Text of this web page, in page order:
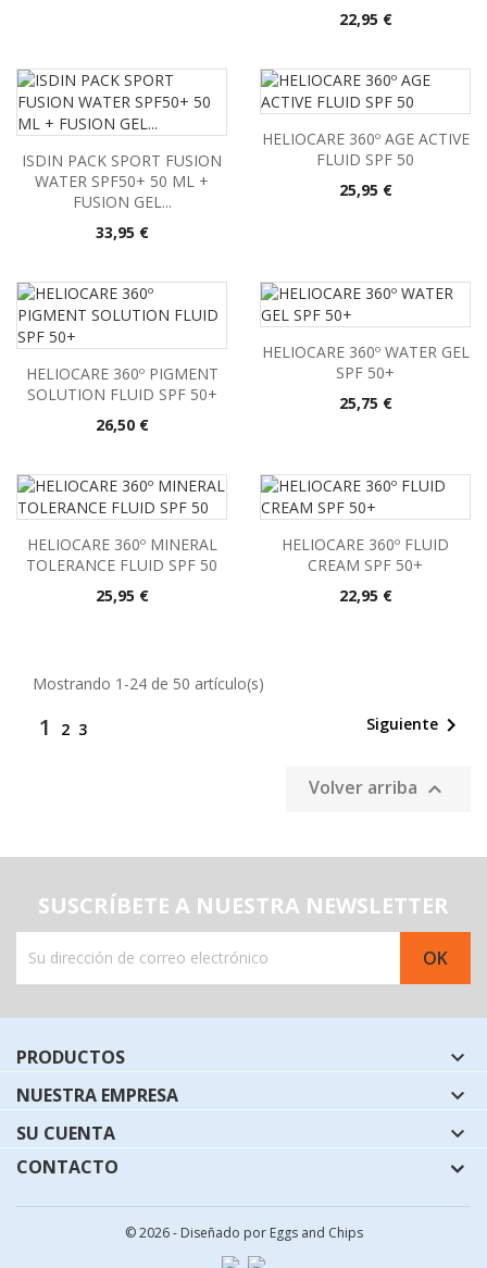
Precio
22,95 €
ISDIN PACK SPORT FUSION
WATER SPF50+ 50 ML +
FUSION GEL...
Precio
33,95 €
HELIOCARE 360º AGE ACTIVE
FLUID SPF 50
Precio
25,95 €
HELIOCARE 360º PIGMENT
SOLUTION FLUID SPF 50+
Precio
26,50 €
HELIOCARE 360º WATER GEL
SPF 50+
Precio
25,75 €
HELIOCARE 360º MINERAL
TOLERANCE FLUID SPF 50
Precio
25,95 €
HELIOCARE 360º FLUID
CREAM SPF 50+
Precio
22,95 €
Mostrando 1-24 de 50 artículo(s)
1 2 3 Siguiente 
Volver arriba 
SUSCRÍBETE A NUESTRA NEWSLETTER
PRODUCTOS 
NUESTRA EMPRESA 
SU CUENTA 
CONTACTO
© 2026 - Diseñado por Eggs and Chips